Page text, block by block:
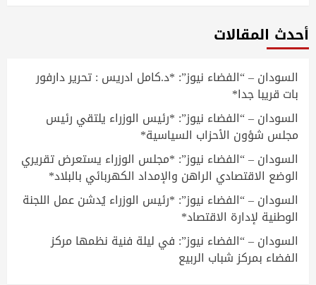
أحدث المقالات
السودان – “الفضاء نيوز”: *د.كامل ادريس : تحرير دارفور
بات قريبا جدا*
السودان – “الفضاء نيوز”: *رئيس الوزراء يلتقي رئيس
مجلس شؤون الأحزاب السياسية*
السودان – “الفضاء نيوز”: *مجلس الوزراء يستعرض تقريري
الوضع الاقتصادي الراهن والإمداد الكهربائي بالبلاد*
السودان – “الفضاء نيوز”: *رئيس الوزراء يُدشن عمل اللجنة
الوطنية لإدارة الاقتصاد*
السودان – “الفضاء نيوز”: في ليلة فنية نظمها مركز
الفضاء بمركز شباب الربيع